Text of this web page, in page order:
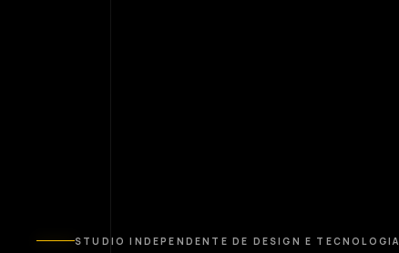
STUDIO INDEPENDENTE DE DESIGN E TECNOLOGIA